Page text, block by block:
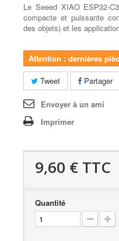
Le Seeed XIAO ESP32-
compacte et puissante
des objets) et les
Attention : dernières
Tweet
Partager
Envoyer à un ami
Imprimer
9,60 € TTC
Quantité